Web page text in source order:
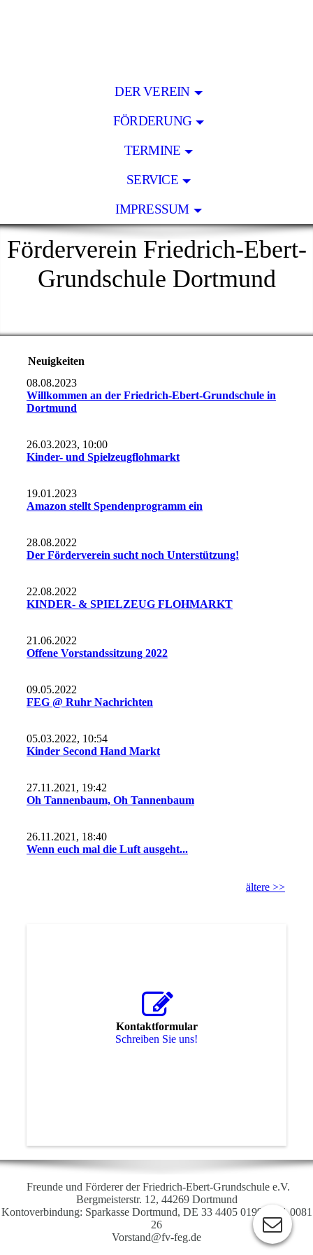
DER VEREIN
FÖRDERUNG
TERMINE
SERVICE
IMPRESSUM
Förderverein Friedrich-Ebert-
Grundschule Dortmund
Neuigkeiten
08.08.2023
Willkommen an der Friedrich-Ebert-Grundschule in
Dortmund
26.03.2023, 10:00
Kinder- und Spielzeugflohmarkt
19.01.2023
Amazon stellt Spendenprogramm ein
28.08.2022
Der Förderverein sucht noch Unterstützung!
22.08.2022
KINDER- & SPIELZEUG FLOHMARKT
21.06.2022
Offene Vorstandssitzung 2022
09.05.2022
FEG @ Ruhr Nachrichten
05.03.2022, 10:54
Kinder Second Hand Markt
27.11.2021, 19:42
Oh Tannenbaum, Oh Tannenbaum
26.11.2021, 18:40
Wenn euch mal die Luft ausgeht...
ältere >>
Kontaktformular
Schreiben Sie uns!
Freunde und Förderer der Friedrich-Ebert-Grundschule e.V.
Bergmeisterstr. 12, 44269 Dortmund
Kontoverbindung: Sparkasse Dortmund, DE 33 4405 0199 0411 0081
26
Vorstand@fv-feg.de